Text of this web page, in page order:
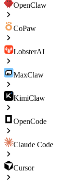
OpenClaw
CoPaw
LobsterAI
MaxClaw
KimiClaw
OpenCode
Claude Code
Cursor